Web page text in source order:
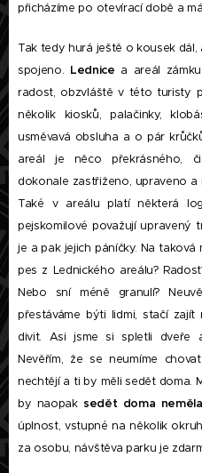
přicházíme po otevírací době a
Tak tedy hurá ještě o kousek
spojeno. Lednice a areál
radost, obzvláště v této turisty
několik kiosků, palačinky,
usměvavá obsluha a o pár
areál je něco překrásného,
dokonale zastřiženo, upraveno
Také v areálu platí některá
pejskomilové považují upravený
je a pak jejich páníčky. Na
pes z Lednického areálu?
Nebo sní méně granulí?
přestáváme býti lidmi, stačí
divit. Asi jsme si spletli dveře
Nevěřím, že se neumíme
nechtějí a ti by měli sedět doma.
by naopak sedět doma
úplnost, vstupné na několik
za osobu, návštěva parku je